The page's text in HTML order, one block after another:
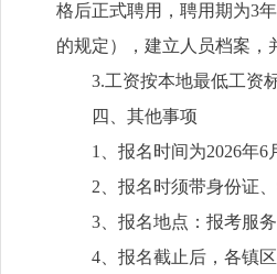
格后正式聘用，聘用期为3
的规定），建立人员档案，
3.工资按本地最低工资
四、其他事项
1、报名时间为2026年6
2、报名时须带身份证
3、报名地点：报考服
4、报名截止后，各镇